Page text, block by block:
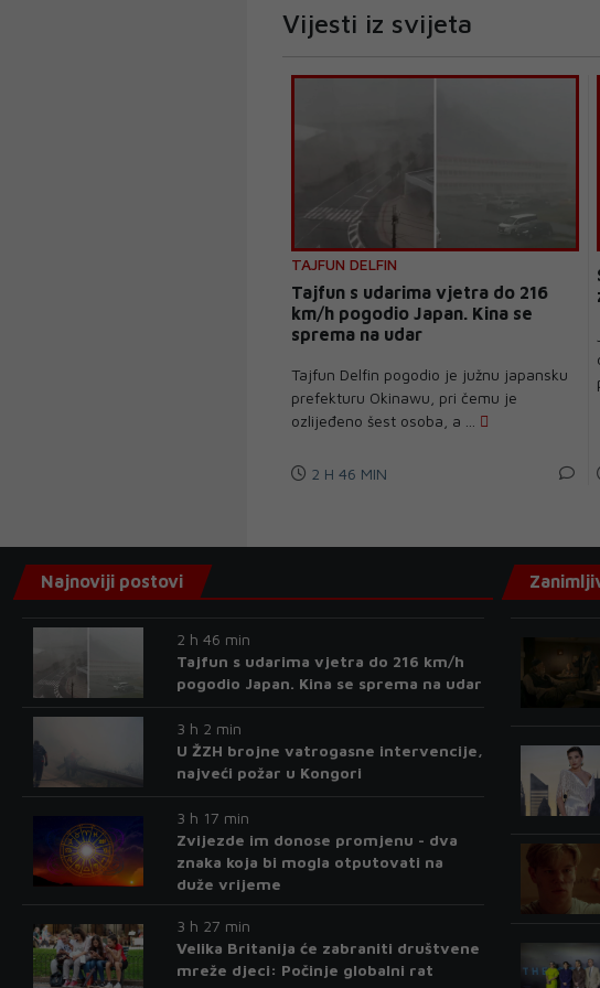
Vijesti iz svijeta
TAJFUN DELFIN
Tajfun s udarima vjetra do 216
km/h pogodio Japan. Kina se
sprema na udar
Tajfun Delfin pogodio je južnu japansku
prefekturu Okinawu, pri čemu je
ozlijeđeno šest osoba, a ...
2 H 46 MIN
Najnoviji postovi
2 h 46 min
Tajfun s udarima vjetra do 216 km/h
pogodio Japan. Kina se sprema na udar
3 h 2 min
U ŽZH brojne vatrogasne intervencije,
najveći požar u Kongori
3 h 17 min
Zvijezde im donose promjenu - dva
znaka koja bi mogla otputovati na
duže vrijeme
3 h 27 min
Velika Britanija će zabraniti društvene
mreže djeci: Počinje globalni rat